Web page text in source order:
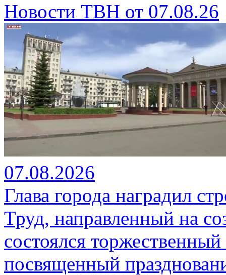
Новости ТВН от 07.08.26
07.08.2026
Глава города наградил
Труд, направленный на
состоялся
посвященный